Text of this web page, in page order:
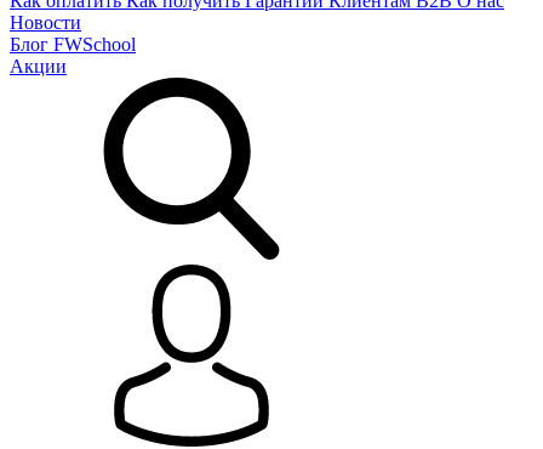
Новости
Блог FWSchool
Акции